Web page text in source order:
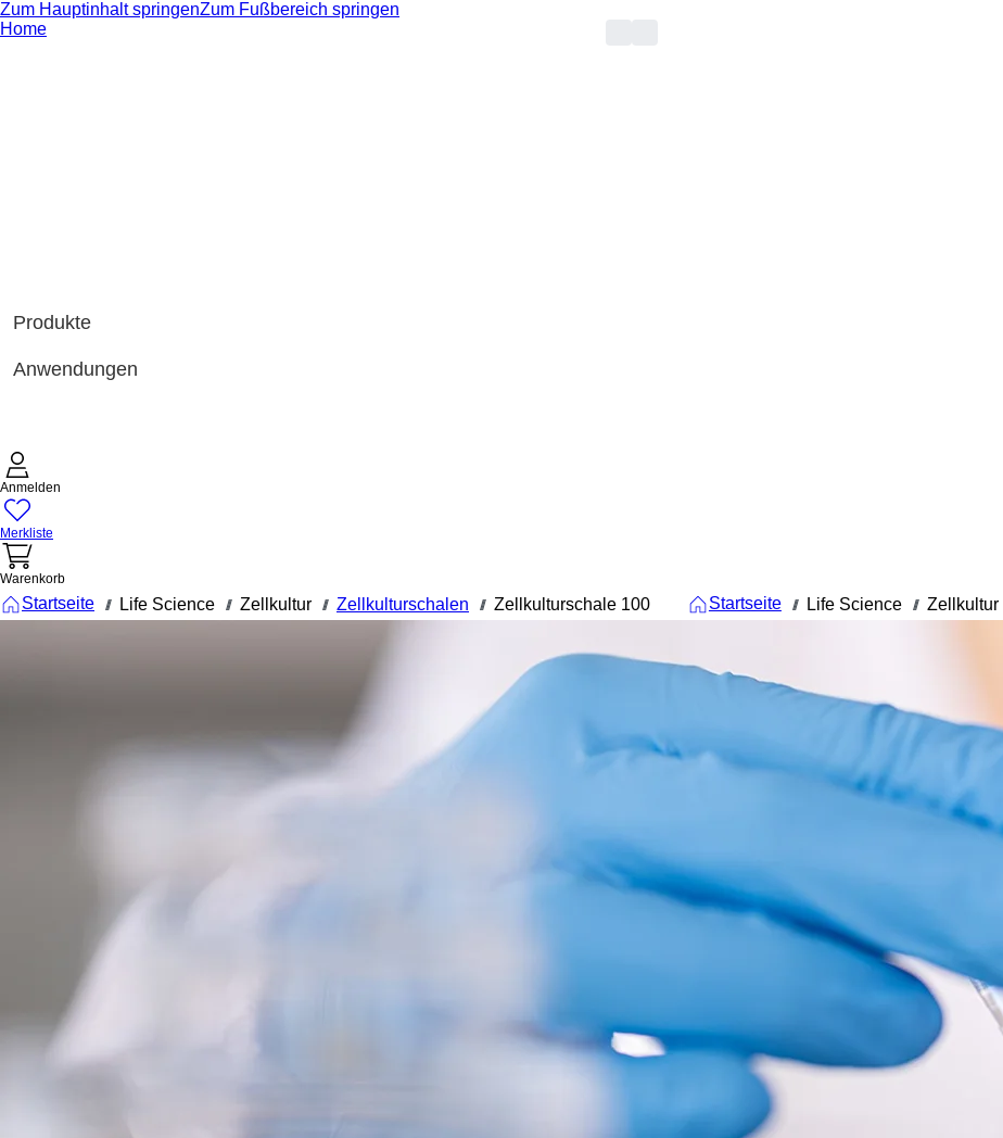
Zum Hauptinhalt springenZum Fußbereich springen
Home
Produkte
Anwendungen
Anmelden
Merkliste
Warenkorb
Startseite /// Life Science /// Zellkultur /// Zellkulturschalen /// Zellkulturschale 100 Startseite /// Life Science /// Zellkultur